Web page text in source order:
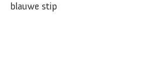
blauwe stip